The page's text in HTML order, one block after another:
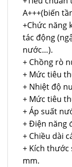
A+++(biến
+Chức năng
tác động
nước…).
+ Chồng rò
+ Mức tiêu
+ Nhiệt độ
+ Mức tiêu
+ Áp suất
+ Điện năng
+ Chiều dài
+ Kích thước
mm.